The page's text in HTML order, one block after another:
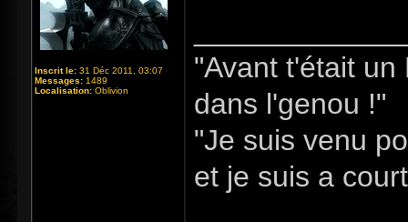
Inscrit le: 31 Déc 2011, 03:07
Messages: 1489
Localisation: Oblivion
"Avant t'était
dans l'genou !"
"Je suis venu
et je suis a